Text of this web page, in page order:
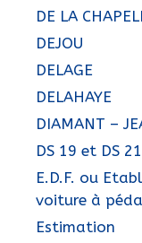
DE LA
DEJOU
DELAGE
DELAHAYE
DIAMANT –
DS 19 et DS 21
E.D.F. ou
voiture à
Estimation